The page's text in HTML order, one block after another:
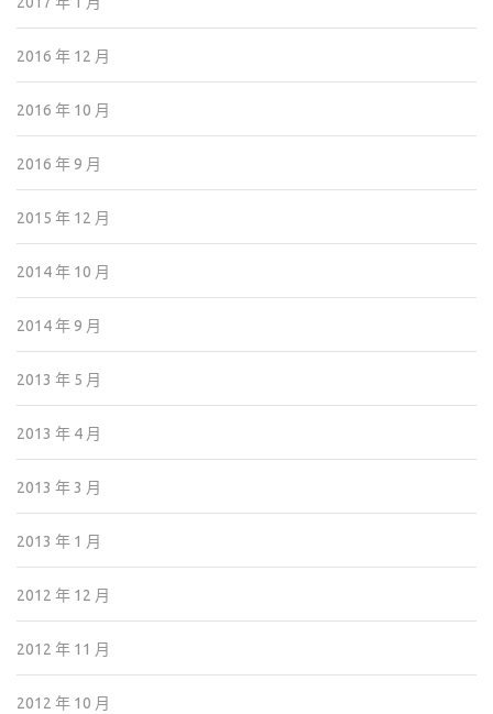
2016 年 12 月
2016 年 10 月
2016 年 9 月
2015 年 12 月
2014 年 10 月
2014 年 9 月
2013 年 5 月
2013 年 4 月
2013 年 3 月
2013 年 1 月
2012 年 12 月
2012 年 11 月
2012 年 10 月